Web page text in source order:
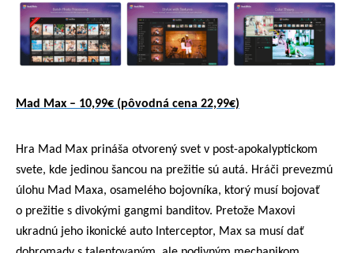
Mad Max – 10,99€ (pôvodná cena 22,99€)
Hra Mad Max prináša otvorený svet v post-apokalyptickom
svete, kde jedinou šancou na prežitie sú autá. Hráči prevezmú
úlohu Mad Maxa, osamelého bojovníka, ktorý musí bojovať
o prežitie s divokými gangmi banditov. Pretože Maxovi
ukradnú jeho ikonické auto Interceptor, Max sa musí dať